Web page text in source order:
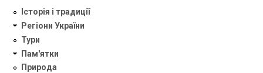
Історія і традиції
Регіони України
Тури
Пам'ятки
Природа